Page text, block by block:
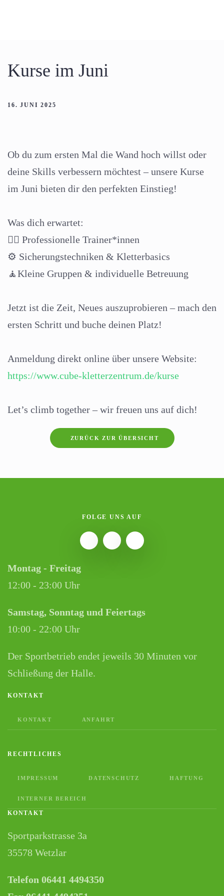
Kurse im Juni
16. JUNI 2025
Ob du zum ersten Mal die Wand hoch willst oder
deine Skills verbessern möchtest – unsere Kurse
im Juni bieten dir den perfekten Einstieg!
Was dich erwartet:
🧗‍♀️ Professionelle Trainer*innen
⚙️ Sicherungstechniken & Kletterbasics
‍‍‍‍‍‍‍‍‍‍🧘Kleine Gruppen & individuelle Betreuung
Jetzt ist die Zeit, Neues auszuprobieren – mach den
ersten Schritt und buche deinen Platz!
Anmeldung direkt online über unsere Website:
https://www.cube-kletterzentrum.de/kurse
Let’s climb together – wir freuen uns auf dich!
ZURÜCK ZUR ÜBERSICHT
FOLGE UNS AUF
Montag - Freitag
12:00 - 23:00 Uhr
Samstag, Sonntag und Feiertags
10:00 - 22:00 Uhr
Der Sportbetrieb endet jeweils 30 Minuten vor
Schließung der Halle.
KONTAKT
KONTAKT ANFAHRT
RECHTLICHES
IMPRESSUM DATENSCHUTZ HAFTUNG
INTERNER BEREICH
KONTAKT
Sportparkstrasse 3a
35578 Wetzlar
Telefon 06441 4494350